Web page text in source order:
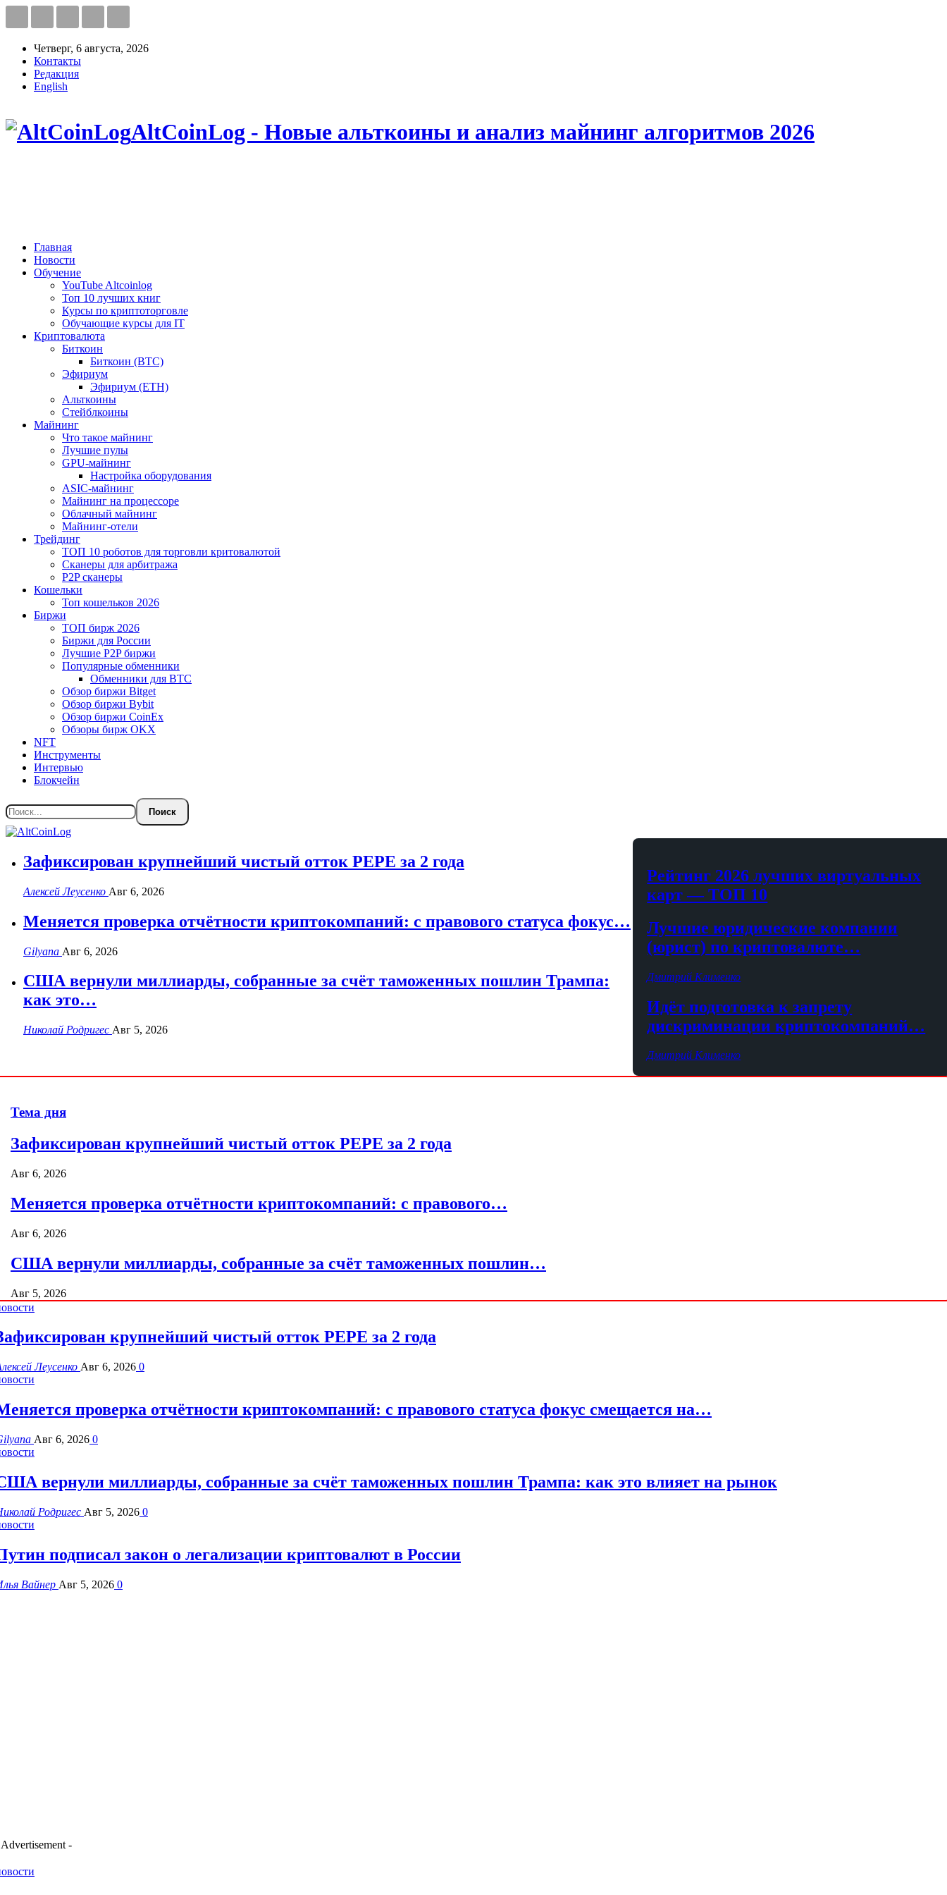
Четверг, 6 августа, 2026
Контакты
Редакция
English
AltCoinLog - Новые альткоины и анализ майнинг алгоритмов 2026
Главная
Новости
Обучение
YouTube Altcoinlog
Топ 10 лучших книг
Курсы по криптоторговле
Обучающие курсы для IT
Криптовалюта
Биткоин
Биткоин (BTC)
Эфириум
Эфириум (ETH)
Альткоины
Стейблкоины
Майнинг
Что такое майнинг
Лучшие пулы
GPU-майнинг
Настройка оборудования
ASIC-майнинг
Майнинг на процессоре
Облачный майнинг
Майнинг-отели
Трейдинг
ТОП 10 роботов для торговли критовалютой
Сканеры для арбитража
P2P сканеры
Кошельки
Топ кошельков 2026
Биржи
ТОП бирж 2026
Биржи для России
Лучшие P2P биржи
Популярные обменники
Обменники для BTC
Обзор биржи Bitget
Обзор биржи Bybit
Обзор биржи CoinEx
Обзоры бирж OKX
NFT
Инструменты
Интервью
Блокчейн
Зафиксирован крупнейший чистый отток PEPE за 2 года
Алексей Леусенко Авг 6, 2026
Меняется проверка отчётности криптокомпаний: с правового статуса фокус…
Gilyana Авг 6, 2026
США вернули миллиарды, собранные за счёт таможенных пошлин Трампа:
как это…
Николай Родригес Авг 5, 2026
Рейтинг 2026 лучших виртуальных
карт — ТОП 10
Лучшие юридические компании
(юрист) по криптовалюте…
Дмитрий Клименко
Идёт подготовка к запрету
дискриминации криптокомпаний…
Дмитрий Клименко
Тема дня
Зафиксирован крупнейший чистый отток PEPE за 2 года
Авг 6, 2026
Меняется проверка отчётности криптокомпаний: с правового…
Авг 6, 2026
США вернули миллиарды, собранные за счёт таможенных пошлин…
Авг 5, 2026
крупнейший чистый отток PEPE за 2 года
Леусенко Авг 6, 2026 0
проверка отчётности криптокомпаний: с правового статуса фокус смещается на…
Авг 6, 2026 0
вернули миллиарды, собранные за счёт таможенных пошлин Трампа: как это влияет на рынок
Родригес Авг 5, 2026 0
подписал закон о легализации криптовалют в России
Вайнер Авг 5, 2026 0
-